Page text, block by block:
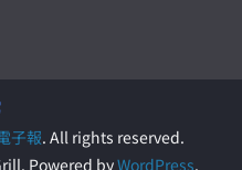
子報. All rights reserved.
Powered byWordPress.